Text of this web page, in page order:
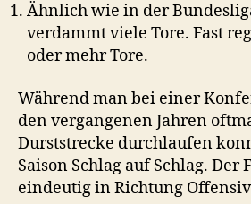
Ähnlich wie in der
verdammt viele Tore. Fast
oder mehr Tore.
Während man bei einer
den vergangenen Jahren
Durststrecke durchlaufen
Saison Schlag auf Schlag.
eindeutig in Richtung